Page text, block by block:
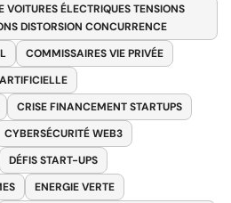
ÉLECTRIQUES TENSIONS
DISTORSION CONCURRENCE
COMMISSAIRES VIE PRIVÉE
CRISE FINANCEMENT STARTUPS
CYBERSÉCURITÉ WEB3
DÉFIS START-UPS
ENERGIE VERTE